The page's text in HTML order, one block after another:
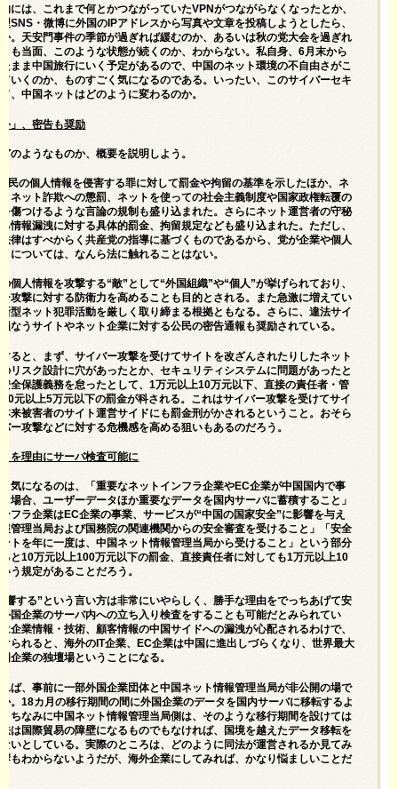
には、これまで何とかつながっていたVPNがつながらなくなったとか、
SNS・微博に外国のIPアドレスから写真や文章を投稿しようとしたら、
。天安門事件の季節が過ぎれば緩むのか、あるいは秋の党大会を過ぎれ
も当面、このような状態が続くのか、わからない。私自身、6月末から
まま中国旅行にいく予定があるので、中国のネット環境の不自由さがこ
いくのか、ものすごく気になるのである。いったい、このサイバーセキ
、中国ネットはどのように変わるのか。
」、密告も奨励
のようなものか、概要を説明しよう。
民の個人情報を侵害する罪に対して罰金や拘留の基準を示したほか、ネ
ネット詐欺への懲罰、ネットを使っての社会主義制度や国家政権転覆の
傷つけるような言論の規制も盛り込まれた。さらにネット運営者の守秘
情報漏洩に対する具体的罰金、拘留規定なども盛り込まれた。ただし、
律はすべからく共産党の指導に基づくものであるから、党が企業や個人
については、なんら法に触れることはない。
個人情報を攻撃する“敵”として“外国組織”や“個人”が挙げられており、
攻撃に対する防衛力を高めることも目的とされる。また急激に増えてい
型ネット犯罪活動を厳しく取り締まる根拠ともなる。さらに、違法サイ
なうサイトやネット企業に対する公民の密告通報も奨励されている。
ると、まず、サイバー攻撃を受けてサイトを改ざんされたりしたネット
リスク設計に穴があったとか、セキュリティシステムに問題があったと
全保護義務を怠ったとして、1万元以上10万元以下、直接の責任者・管
元以上5万元以下の罰金が科される。これはサイバー攻撃を受けてサイ
来被害者のサイト運営サイドにも罰金刑がかされるということ。おそら
ー攻撃などに対する危機感を高める狙いもあるのだろう。
を理由にサーバ検査可能に
気になるのは、「重要なネットインフラ企業やEC企業が中国国内で事
場合、ユーザーデータほか重要なデータを国内サーバに蓄積すること」
フラ企業はEC企業の事業、サービスが“中国の国家安全”に影響を与え
管理当局および国務院の関連機関からの安全審査を受けること」「安全
トを年に一度は、中国ネット情報管理当局から受けること」という部分
と10万元以上100万元以下の罰金、直接責任者に対しても1万元以上10
う規定があることだろう。
響する”という言い方は非常にいやらしく、勝手な理由をでっちあげて安
国企業のサーバ内への立ち入り検査をすることも可能だとみられてい
企業情報・技術、顧客情報の中国サイドへの漏洩が心配されるわけで、
られると、海外のIT企業、EC企業は中国に進出しづらくなり、世界最大
企業の独壇場ということになる。
ば、事前に一部外国企業団体と中国ネット情報管理当局が非公開の場で
。18カ月の移行期間の間に外国企業のデータを国内サーバに移転するよ
ちなみに中国ネット情報管理当局側は、そのような移行期間を設けては
は国際貿易の障壁になるものでもなければ、国境を越えたデータ移転を
いとしている。実際のところは、どのように同法が運営されるか見てみ
もわからないようだが、海外企業にしてみれば、かなり悩ましいことだ